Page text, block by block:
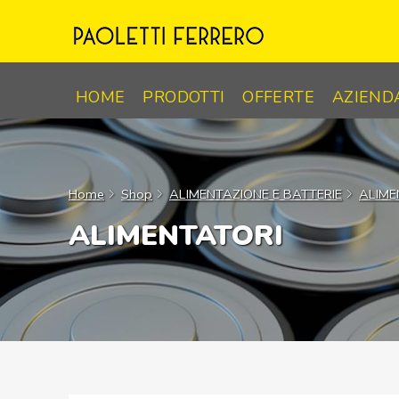
HOME PRODOTTI OFFERTE
Home Shop ALIMENTAZIONE E BATTERIE
ALIMENTATORI